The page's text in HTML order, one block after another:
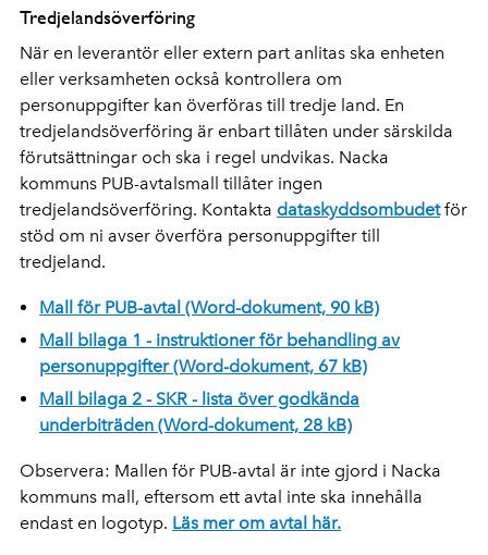
Tredjelandsöverföring
När en leverantör eller extern part anlitas ska enheten
eller verksamheten också kontrollera om
personuppgifter kan överföras till tredje land. En
tredjelandsöverföring är enbart tillåten under särskilda
förutsättningar och ska i regel undvikas. Nacka
kommuns PUB-avtalsmall tillåter ingen
tredjelandsöverföring. Kontakta dataskyddsombudetför
stöd om ni avser överföra personuppgifter till
tredjeland.
Mall för PUB-avtal (Word-dokument, 90 kB)
Mall bilaga 1 - instruktioner för behandling av
personuppgifter (Word-dokument, 67 kB)
Mall bilaga 2 - SKR - lista över godkända
underbiträden (Word-dokument, 28 kB)
Observera: Mallen för PUB-avtal är inte gjord i Nacka
kommuns mall, eftersom ett avtal inte ska innehålla
endast en logotyp. Läs mer om avtal här.